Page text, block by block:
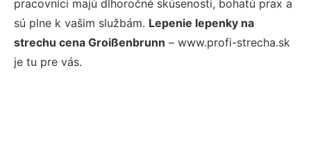
pracovníci majú dlhoročné skúsenosti, bohatú prax a
sú plne k vašim službám. Lepenie lepenky na
strechu cena Groißenbrunn – www.profi-strecha.sk
je tu pre vás.